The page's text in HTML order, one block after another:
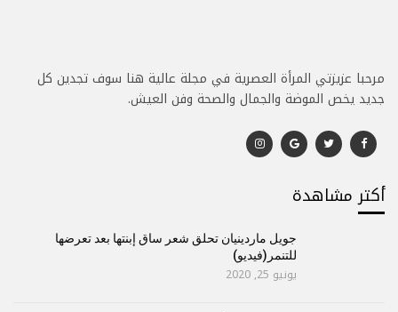
مرحبا عزيزتي المرأة العصرية في مجلة عالية هنا سوف تجدين كل
جديد يخص الموضة والجمال والصحة وفن العيش.
أكتر مشاهدة
جويل ماردينيان تحلق شعر ساق إبنتها بعد تعرضها
للتنمر(فيديو)
يونيو 25, 2020